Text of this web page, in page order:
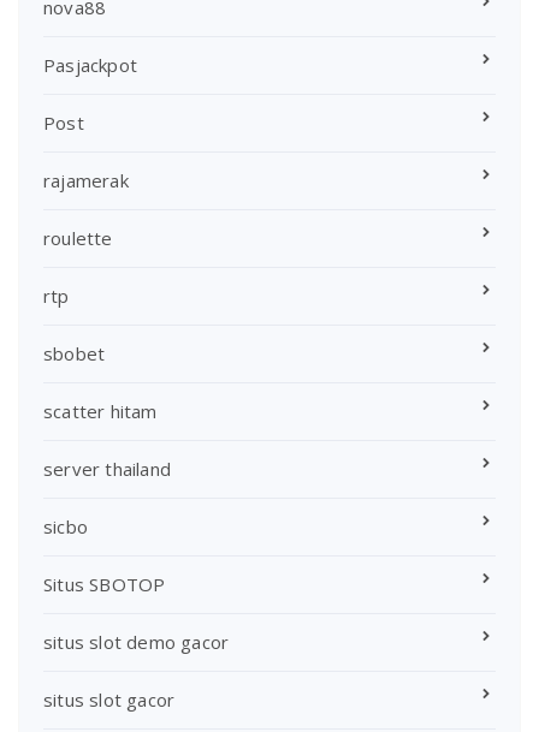
nova88
Pasjackpot
Post
rajamerak
roulette
rtp
sbobet
scatter hitam
server thailand
sicbo
Situs SBOTOP
situs slot demo gacor
situs slot gacor